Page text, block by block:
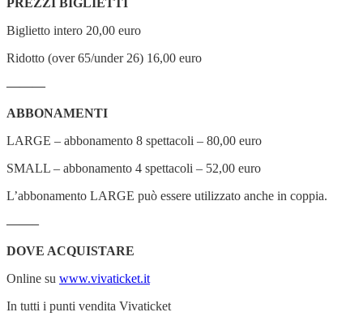
Biglietto intero 20,00 euro
Ridotto (over 65/under 26) 16,00 euro
———
ABBONAMENTI
LARGE – abbonamento 8 spettacoli – 80,00 euro
SMALL – abbonamento 4 spettacoli – 52,00 euro
L’abbonamento LARGE può essere utilizzato anche in coppia.
——–
DOVE ACQUISTARE
Online su www.vivaticket.it
In tutti i punti vendita Vivaticket